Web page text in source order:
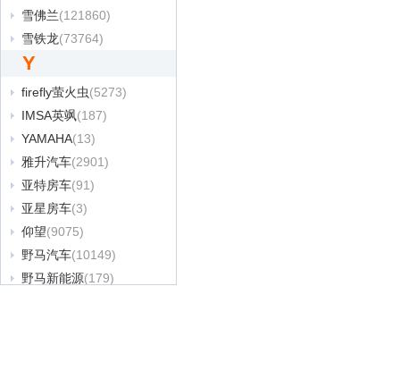
雪佛兰(121860)
雪铁龙(73764)
Y
firefly萤火虫(5273)
IMSA英飒(187)
YAMAHA(13)
雅升汽车(2901)
亚特房车(91)
亚星房车(3)
仰望(9075)
野马汽车(10149)
野马新能源(179)